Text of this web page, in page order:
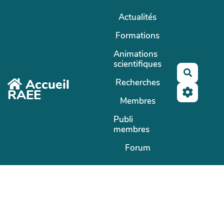
Accueil
RAEE
Actualités
Formations
Animations
scientifiques
Recherches
Membres
Publi
membres
Forum